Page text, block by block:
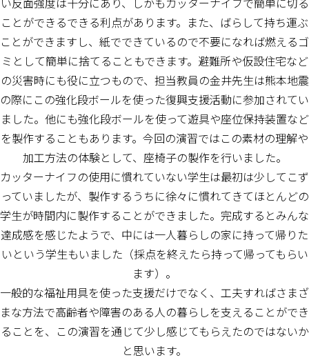
ことができるできる利点があります。また、ばらして持ち運ぶ
ことができますし、紙でできているので不要になれば燃えるゴ
ミとして簡単に捨てることもできます。避難所や仮設住宅など
の災害時にも役に立つもので、担当教員の金井先生は熊本地震
の際にこの強化段ボールを使った復興支援活動に参加されてい
ました。他にも強化段ボールを使って遊具や座位保持装置など
を製作することもあります。今回の演習ではこの素材の理解や
加工方法の体験として、座椅子の製作を行いました。
カッターナイフの使用に慣れていない学生は最初は少してこず
っていましたが、製作するうちに徐々に慣れてきてほとんどの
学生が時間内に製作することができました。完成するとみんな
達成感を感じたようで、中には一人暮らしの家に持って帰りた
いという学生もいました（採点を終えたら持って帰ってもらい
ます）。
一般的な福祉用具を使った支援だけでなく、工夫すればさまざ
まな方法で高齢者や障害のある人の暮らしを支えることができ
ることを、この演習を通じて少し感じてもらえたのではないか
と思います。